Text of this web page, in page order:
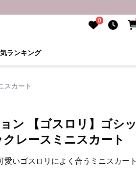
0
ランキング
スカート
ン 【ゴスロリ】ゴシッ
レースミニスカート
愛いゴスロリによく合うミニスカート